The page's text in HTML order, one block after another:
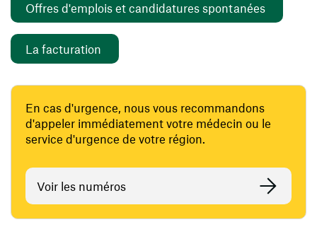
Offres d'emplois et candidatures spontanées
La facturation
En cas d'urgence, nous vous recommandons
d'appeler immédiatement votre médecin ou le
service d'urgence de votre région.
Voir les numéros